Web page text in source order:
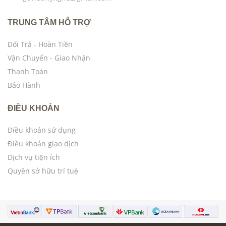
TRUNG TÂM HỖ TRỢ
Đổi Trả - Hoàn Tiền
Vận Chuyển - Giao Nhận
Thanh Toán
Bảo Hành
ĐIỀU KHOẢN
Điều khoản sử dụng
Điều khoản giao dịch
Dịch vụ tiện ích
Quyền sở hữu trí tuệ